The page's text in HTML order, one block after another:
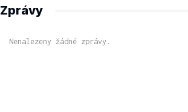
Zprávy
Nenalezeny žádné zprávy.